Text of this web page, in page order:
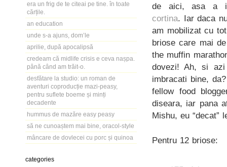
era un frig de te citeai pe tine. în toate
cărțile.
an education
unde s-a ajuns, dom’le
aprilie, după apocalipsă
credeam că midlife crisis e ceva nașpa.
până când am trăit-o.
desfătare la studio: un roman de
aventuri coproducție mazi-peasy,
pentru suflete boeme și minți
decadente
hummus de mazăre easy peasy
să ne cunoaștem mai bine, oracol-style
mâncare de dovlecei cu porc și quinoa
categories
de aici, asa a
cortina. Iar daca
am mobilizat cu
briose care mai
the muffin
dovezi! Ah, si
imbracati bine,
fellow food
diseara, iar pana
Mishu, eu “decat”
Pentru 12 briose: